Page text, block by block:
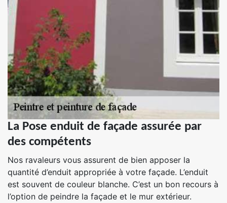
La Pose enduit de façade assurée par
des compétents
Nos ravaleurs vous assurent de bien apposer la
quantité d’enduit appropriée à votre façade. L’enduit
est souvent de couleur blanche. C’est un bon recours à
l’option de peindre la façade et le mur extérieur.